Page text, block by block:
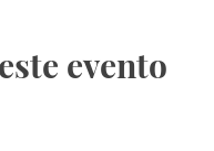
evento